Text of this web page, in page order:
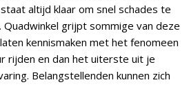
altijd klaar om snel schades te
grijpt sommige van deze
kennismaken met het fenomeen
rijden en dan het uiterste uit je
Belangstellenden kunnen zich